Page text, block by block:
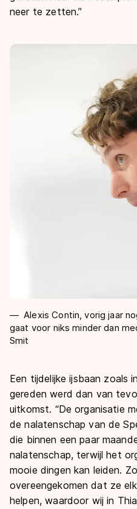
neer te zetten.”
Alexis Contin, vorig jaar
gaat voor niks minder dan
Smit
Een tijdelijke ijsbaan zoals
gereden werd dan van
uitkomst. “De organisatie
de nalatenschap van de
die binnen een paar
nalatenschap, terwijl het
mooie dingen kan leiden.
overeengekomen dat ze
helpen, waardoor wij in